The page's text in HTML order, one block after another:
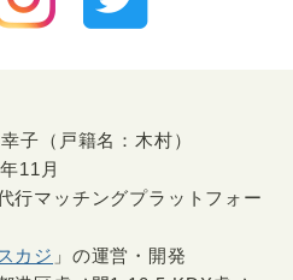
子（戸籍名：木村）
11月
行マッチングプラットフォー
カジ 」の運営・開発